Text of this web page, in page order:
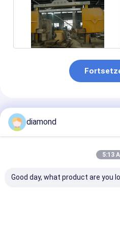
Empfohlene Produkte
diamond
5:13
Good day, what product are you